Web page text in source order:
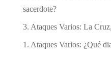
sacerdote?
3. Ataques Varios: La
1. Ataques Varios: ¿Qué